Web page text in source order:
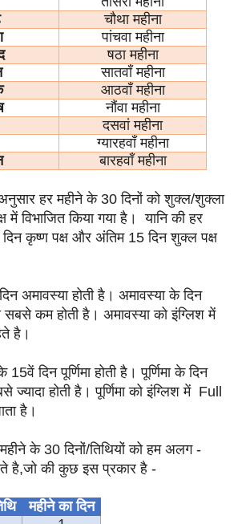
चौथा महीना
पांचवा महीना
षठा महीना
सातवाँ महीना
आठवाँ महीना
नौंवा महीना
दसवां महीना
ग्यारहवाँ महीना
बारहवाँ महीना
हर महीने के 30 दिनों को शुक्ल/शुक्ला
में विभाजित किया गया है। यानि की हर
कृष्ण पक्ष और अंतिम 15 दिन शुक्ल पक्ष
अमावस्या होती है। अमावस्या के दिन
सबसे कम होती है। अमावस्या को इंग्लिश में
है।
दिन पूर्णिमा होती है। पूर्णिमा के दिन
ज्यादा होती है। पूर्णिमा को इंग्लिश में Full
है।
के 30 दिनों/तिथियों को हम अलग -
है,जो की कुछ इस प्रकार है -
महीने का दिन